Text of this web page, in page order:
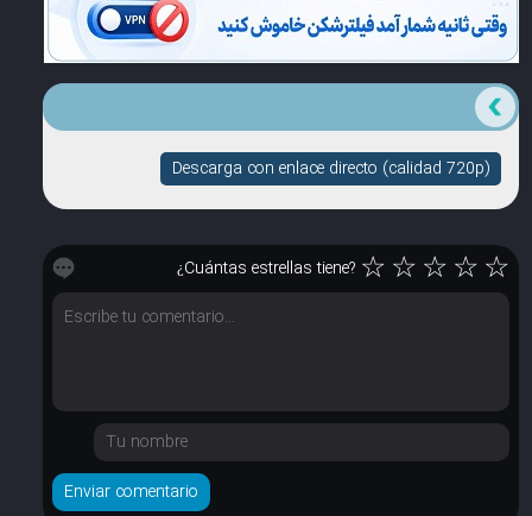
Descarga con enlace directo (calidad 720p)
¿Cuántas estrellas tiene? ☆☆☆☆☆